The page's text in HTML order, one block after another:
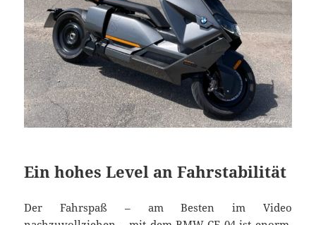
Ein hohes Level an Fahrstabilität
Der Fahrspaß – am Besten im Video